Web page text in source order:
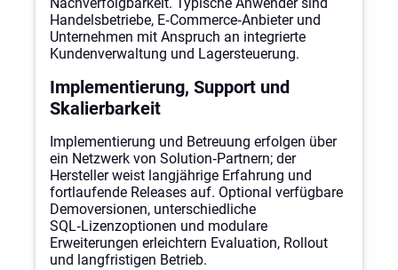
Handelsbetriebe, E‑Commerce‑Anbieter und
Unternehmen mit Anspruch an integrierte
Kundenverwaltung und Lagersteuerung.
Implementierung, Support und
Skalierbarkeit
Implementierung und Betreuung erfolgen über
ein Netzwerk von Solution‑Partnern; der
Hersteller weist langjährige Erfahrung und
fortlaufende Releases auf. Optional verfügbare
Demoversionen, unterschiedliche
SQL‑Lizenzoptionen und modulare
Erweiterungen erleichtern Evaluation, Rollout
und langfristigen Betrieb.